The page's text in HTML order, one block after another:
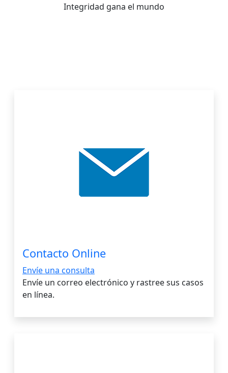
Integridad gana el mundo
Contacto Online
Envíe una consulta
Envíe un correo electrónico y rastree sus casos
en línea.